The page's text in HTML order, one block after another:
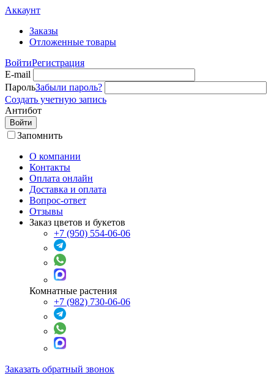
Аккаунт
Заказы
Отложенные товары
ВойтиРегистрация
E-mail
ПарольЗабыли пароль?
Создать учетную запись
Антибот
Войти
Запомнить
О компании
Контакты
Оплата онлайн
Доставка и оплата
Вопрос-ответ
Отзывы
Заказ цветов и букетов
+7 (950) 554-06-06
Комнатные растения
+7 (982) 730-06-06
Заказать обратный звонок